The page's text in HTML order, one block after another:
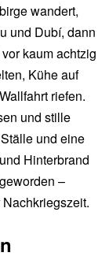
wandert,
und Dubí, dann
kaum achtzig
Kühe auf
riefen.
und stille
und eine
Hinterbrand
–